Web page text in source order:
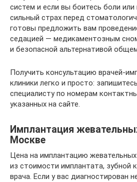
систем и если вы боитесь боли
сильный страх перед
готовы предложить вам
седацией — медикаментозным
и безопасной альтернативой
Получить консультацию врачей-
клиники легко и просто:
специалисту по номерам
указанных на сайте.
Имплантация
Москве
Цена на имплантацию
из стоимости имплантата, зубной
врача. Если у вас диагностирован